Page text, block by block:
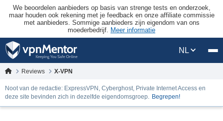
We beoordelen aanbieders op basis van strenge tests en onderzoek,
maar houden ook rekening met je feedback en onze affiliate commissie
met aanbieders. Sommige aanbieders zijn eigendom van ons
moederbedrijf. Meer informatie
NL
Reviews X-VPN
Noot van de redactie: ExpressVPN, Cyberghost, Private Internet Access en
deze site bevinden zich in dezelfde eigendomsgroep. Begrepen!